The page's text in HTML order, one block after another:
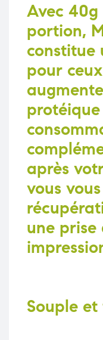
Avec
portion,
constitue
pour
après
vous
une prise
Souple